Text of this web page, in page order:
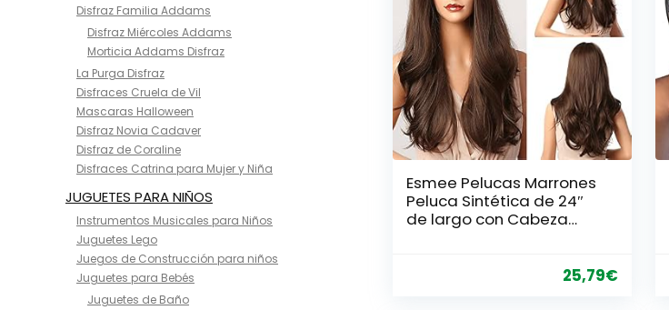
Disfraz Familia Addams
Disfraz Miércoles Addams
Morticia Addams Disfraz
La Purga Disfraz
Disfraces Cruela de Vil
Mascaras Halloween
Disfraz Novia Cadaver
Disfraz de Coraline
Disfraces Catrina para Mujer y Niña
JUGUETES PARA NIÑOS
Instrumentos Musicales para Niños
Juguetes Lego
Juegos de Construcción para niños
Juguetes para Bebés
Juguetes de Baño
Esmee Pelucas Marrones
Peluca Sintética de 24″
de largo con Cabeza
Permanente al Calor25,79€